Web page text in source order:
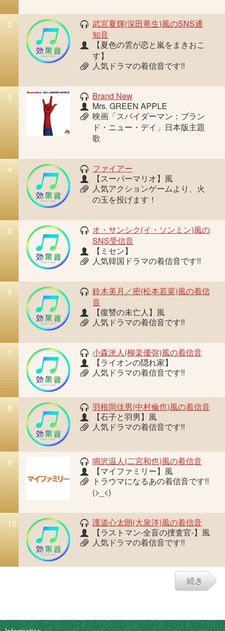
2
武宮夏輝(深田竜生)風のSNS通
知音
【夏色の雲が恋と嵐をまきおこ
す】
人気ドラマの着信音です!!
3
Brand New
Mrs. GREEN APPLE
映画「スパイダーマン：ブラン
ド・ニュー・デイ」日本版主題
歌
4
ファイアー
【スーパーマリオ】風
人気アクションゲームより、火
の玉を投げます！
5
オ・サンシク(イ・ソンミン)風の
SNS受信音
【ミセン】
人気韓国ドラマの着信音です!!
6
鈴木美月／密(松本若菜)風の着信
音
【復讐の未亡人】風
人気ドラマの着信音です!!
7
小森洸人(柳楽優弥)風の着信音
【ライオンの隠れ家】
人気ドラマの着信音です!!
8
羽根岡佳男(中村倫也)風の着信音
【石子と羽男】風
人気ドラマの着信音です!!
9
鳴沢温人(二宮和也)風の着信音
【マイファミリー】風
トラウマになるあの着信音です!!
(>_<)
10
護道心太朗(大泉洋)風の着信音
【ラストマン-全盲の捜査官-】風
人気ドラマの着信音です!!
続き